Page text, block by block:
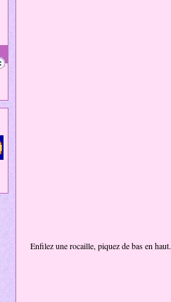
Enfilez une rocaille, piquez de bas en haut.